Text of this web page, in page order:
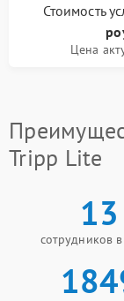
Стоимость
Цена
Tripp Lite
13
сотрудников